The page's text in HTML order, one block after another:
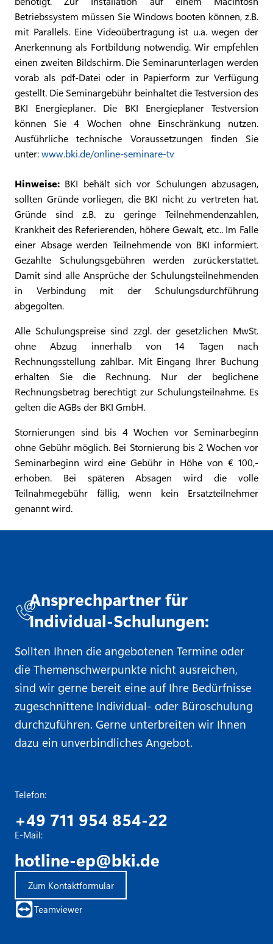
Betriebssystem müssen Sie Windows booten können, z.B.
mit Parallels. Eine Videoübertragung ist u.a. wegen der
Anerkennung als Fortbildung notwendig. Wir empfehlen
einen zweiten Bildschirm. Die Seminarunterlagen werden
vorab als pdf-Datei oder in Papierform zur Verfügung
gestellt. Die Seminargebühr beinhaltet die Testversion des
BKI Energieplaner. Die BKI Energieplaner Testversion
können Sie 4 Wochen ohne Einschränkung nutzen.
Ausführliche technische Voraussetzungen finden Sie
unter:www.bki.de/online-seminare-tv
Hinweise: BKI behält sich vor Schulungen abzusagen,
sollten Gründe vorliegen, die BKI nicht zu vertreten hat.
Gründe sind z.B. zu geringe Teilnehmendenzahlen,
Krankheit des Referierenden, höhere Gewalt, etc.. Im Falle
einer Absage werden Teilnehmende von BKI informiert.
Gezahlte Schulungsgebühren werden zurückerstattet.
Damit sind alle Ansprüche der Schulungsteilnehmenden
in Verbindung mit der Schulungsdurchführung
abgegolten.
Alle Schulungspreise sind zzgl. der gesetzlichen MwSt.
ohne Abzug innerhalb von 14 Tagen nach
Rechnungsstellung zahlbar. Mit Eingang Ihrer Buchung
erhalten Sie die Rechnung. Nur der beglichene
Rechnungsbetrag berechtigt zur Schulungsteilnahme. Es
gelten die AGBs der BKI GmbH.
Stornierungen sind bis 4 Wochen vor Seminarbeginn
ohne Gebühr möglich. Bei Stornierung bis 2 Wochen vor
Seminarbeginn wird eine Gebühr in Höhe von € 100,-
erhoben. Bei späteren Absagen wird die volle
Teilnahmegebühr fällig, wenn kein Ersatzteilnehmer
genannt wird.
Ansprechpartner für
Individual-Schulungen:
Sollten Ihnen die angebotenen Termine oder
die Themenschwerpunkte nicht ausreichen,
sind wir gerne bereit eine auf Ihre Bedürfnisse
zugeschnittene Individual- oder Büroschulung
durchzuführen. Gerne unterbreiten wir Ihnen
dazu ein unverbindliches Angebot.
Telefon:
+49 711 954 854-22
E-Mail:
hotline-ep@bki.de
Zum Kontaktformular
Teamviewer